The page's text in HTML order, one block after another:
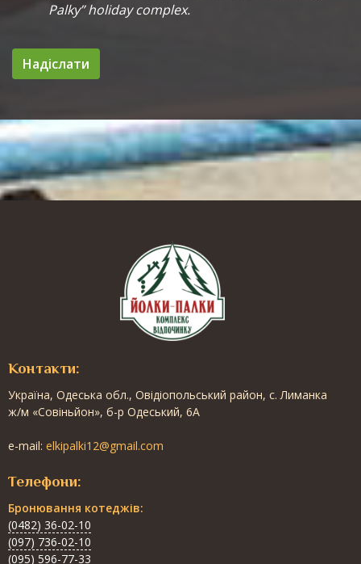
Palky” holiday complex.
Надіслати
Контакти:
Українa, Одеська обл., Овідіопольський район, с. Лиманка
ж/м «Совіньйон», б-р Одеський, 6А
e-mail: elkipalki12@gmail.com
Телефони:
Бронювання котеджів:
(0482) 36-02-10
(097) 736-02-10
(095) 596-77-33